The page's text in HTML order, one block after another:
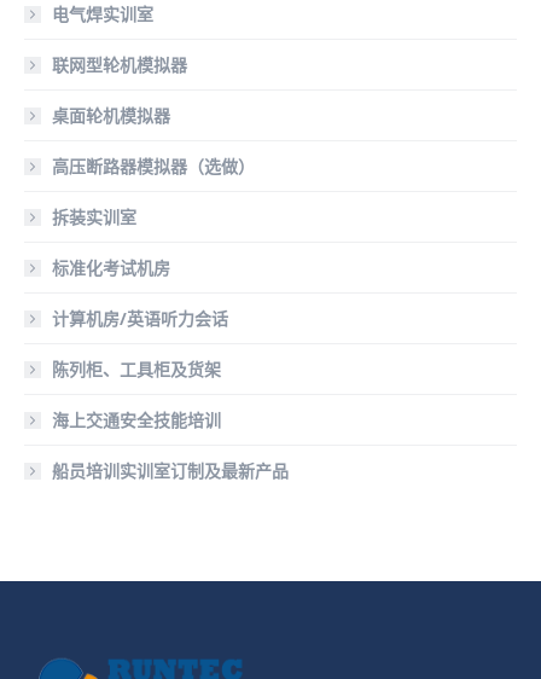
电气焊实训室
联网型轮机模拟器
桌面轮机模拟器
高压断路器模拟器（选做）
拆装实训室
标准化考试机房
计算机房/英语听力会话
陈列柜、工具柜及货架
海上交通安全技能培训
船员培训实训室订制及最新产品